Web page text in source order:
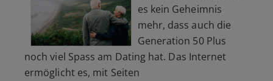
es kein Geheimnis
mehr, dass auch die
Generation 50 Plus
noch viel Spass am Dating hat. Das Internet
ermöglicht es, mit Seiten